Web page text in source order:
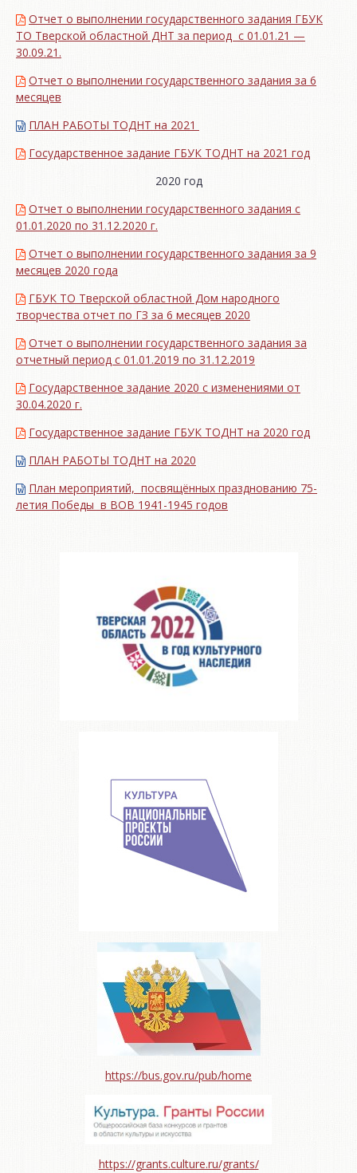
Отчет о выполнении государственного задания ГБУК
ТО Тверской областной ДНТ за период с 01.01.21 —
30.09.21.
Отчет о выполнении государственного задания за 6
месяцев
ПЛАН РАБОТЫ ТОДНТ на 2021
Государственное задание ГБУК ТОДНТ на 2021 год
2020 год
Отчет о выполнении государственного задания с
01.01.2020 по 31.12.2020 г.
Отчет о выполнении государственного задания за 9
месяцев 2020 года
ГБУК ТО Тверской областной Дом народного
творчества отчет по ГЗ за 6 месяцев 2020
Отчет о выполнении государственного задания за
отчетный период с 01.01.2019 по 31.12.2019
Государственное задание 2020 с изменениями от
30.04.2020 г.
Государственное задание ГБУК ТОДНТ на 2020 год
ПЛАН РАБОТЫ ТОДНТ на 2020
План мероприятий, посвящённых празднованию 75-
летия Победы в ВОВ 1941-1945 годов
https://bus.gov.ru/pub/home
https://grants.culture.ru/grants/